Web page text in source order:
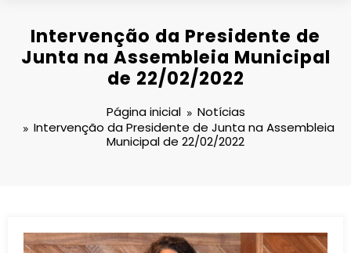
Intervenção da Presidente de
Junta na Assembleia Municipal
de 22/02/2022
Página inicial
Notícias
Intervenção da Presidente de Junta na Assembleia
Municipal de 22/02/2022